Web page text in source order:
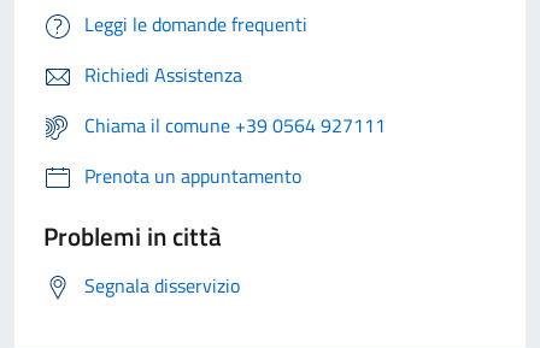
Leggi le domande frequenti
Richiedi Assistenza
Chiama il comune +39 0564 927111
Prenota un appuntamento
Problemi in città
Segnala disservizio